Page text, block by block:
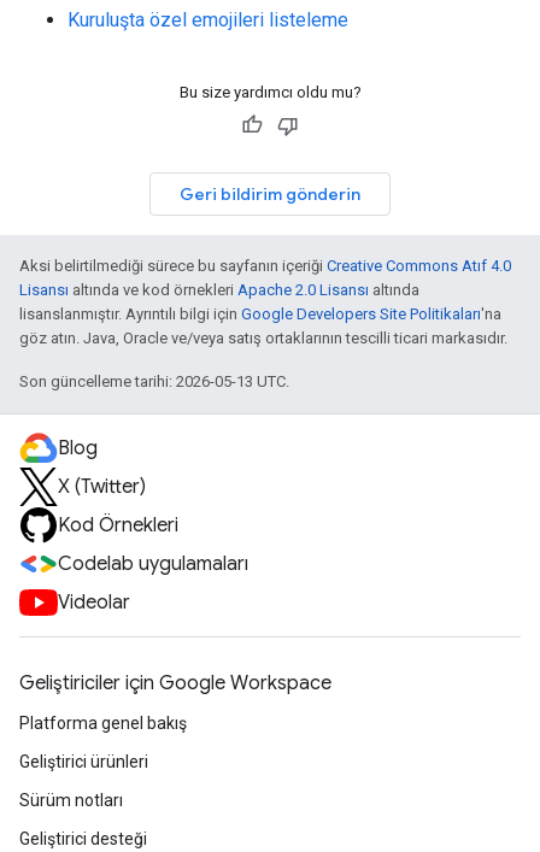
Kuruluşta özel emojileri listeleme
Bu size yardımcı oldu mu?
Geri bildirim gönderin
Aksi belirtilmediği sürece bu sayfanın içeriği Creative Commons Atıf 4.0
Lisansı altında ve kod örnekleri Apache 2.0 Lisansı altında
lisanslanmıştır. Ayrıntılı bilgi için Google Developers Site Politikaları'na
göz atın. Java, Oracle ve/veya satış ortaklarının tescilli ticari markasıdır.
Son güncelleme tarihi: 2026-05-13 UTC.
Blog
X (Twitter)
Kod Örnekleri
Codelab uygulamaları
Videolar
Geliştiriciler için Google Workspace
Platforma genel bakış
Geliştirici ürünleri
Sürüm notları
Geliştirici desteği